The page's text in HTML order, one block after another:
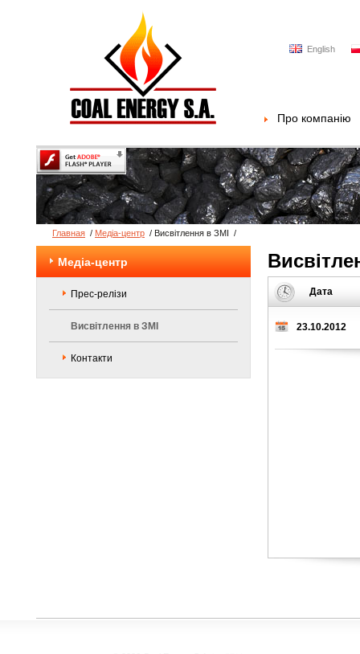
English
Про компанію
Главная / Медіа-центр / Висвітлення в ЗМІ /
Медіа-центр
Прес-релізи
Висвітлення в ЗМІ
Контакти
Дата
23.10.2012